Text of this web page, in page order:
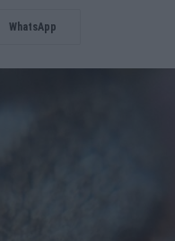
WhatsApp